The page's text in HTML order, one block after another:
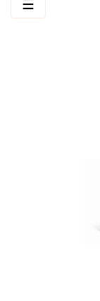
Navegación
☰